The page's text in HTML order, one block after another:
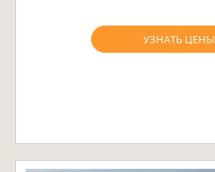
УЗНАТЬ ЦЕНЫ